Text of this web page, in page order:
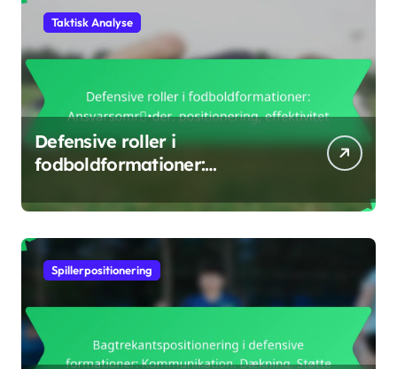
Taktisk Analyse
Defensive roller i
fodboldformationer:
positionering, effektivitet
Spillerpositionering